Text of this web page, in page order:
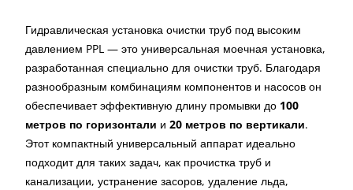
Гидравлическая установка очистки труб под высоким
давлением PPL — это универсальная моечная установка,
разработанная специально для очистки труб. Благодаря
разнообразным комбинациям компонентов и насосов он
обеспечивает эффективную длину промывки до 100
метров по горизонтали и 20 метров по вертикали.
Этот компактный универсальный аппарат идеально
подходит для таких задач, как прочистка труб и
канализации, устранение засоров, удаление льда,